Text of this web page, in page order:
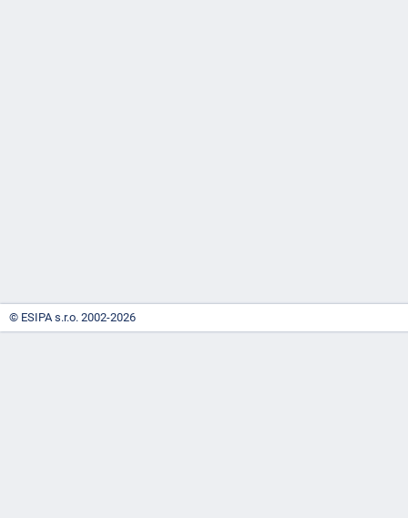
© ESIPA s.r.o. 2002-2026